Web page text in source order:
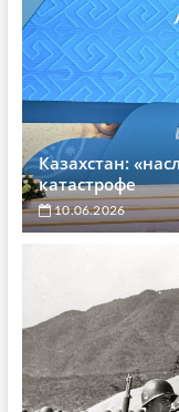
Казахстан:
катастрофе
10.06.2026